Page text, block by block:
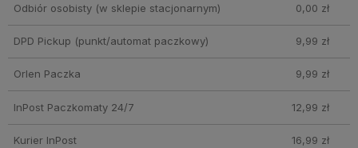
Odbiór osobisty(w sklepie stacjonarnym) 0,00 zł
DPD Pickup (punkt/automat paczkowy) 9,99 zł
Orlen Paczka 9,99 zł
InPost Paczkomaty 24/7 12,99 zł
Kurier InPost 16,99 zł